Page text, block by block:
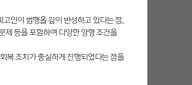
인이 범행을 깊이 반성하고 있다는 점,
제 등을 포함하여 다양한 양형 조건을
복 조치가 충실하게 진행되었다는 점을